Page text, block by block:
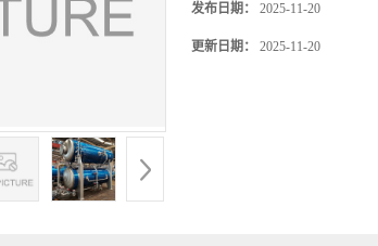
发布日期： 2025-11-20
更新日期： 2025-11-20